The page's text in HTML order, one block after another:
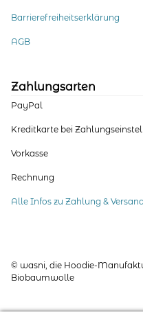
Barrierefreiheitserklärung
AGB
Zahlungsarten
PayPal
Kreditkarte bei
Vorkasse
Rechnung
Alle Infos zu Zahlung & Versand
© wasni, die Hoodie-
Biobaumwolle